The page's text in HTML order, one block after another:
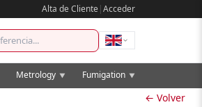
Alta de Cliente|Acceder
Metrology ▼ Fumigation ▼
← Volver